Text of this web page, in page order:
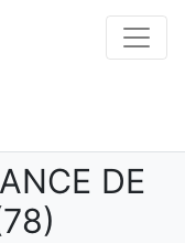
DE